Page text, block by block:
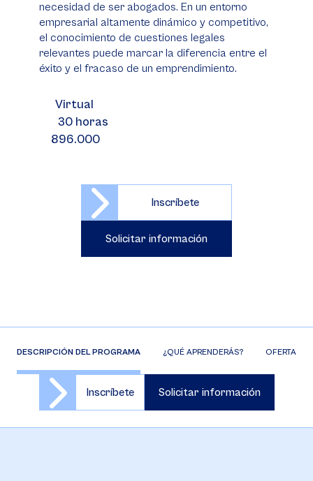
necesidad de ser abogados. En un entorno
empresarial altamente dinámico y competitivo,
el conocimiento de cuestiones legales
relevantes puede marcar la diferencia entre el
éxito y el fracaso de un emprendimiento.
30 horas
Virtual
896.000
Inscríbete
Solicitar información
DESCRIPCIÓN DEL PROGRAMA ¿QUÉ APRENDERÁS? OFERTA DE
Inscríbete Solicitar información